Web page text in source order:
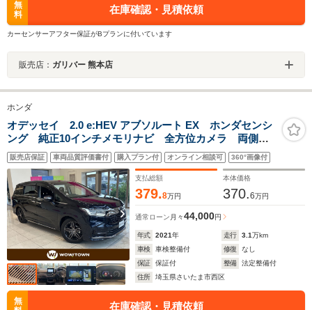
無
料
在庫確認・見積依頼
カーセンサーアフター保証がBプランに付いています
販売店： ガリバー 熊本店
ホンダ
オデッセイ 2.0 e:HEV アブソルート EX ホンダセンシ
ング 純正10インチメモリナビ 全方位カメラ 両側パ
ワースライドドア パワーバックドア レーダークルー
ズコントロール ハーフレザーシート シートヒータ
ー 純正18インチAW ETC2.0
販売店保証 車両品質評価書付 購入プラン付 オンライン相談可 360°画像付
支払総額
379.8万円
本体価格
370.6万円
通常ローン 月々44,000円
年式 2021年 走行 3.1万km
車検
車検整備付 修復
なし
保証
保証付 整備
法定整備付
住所
埼玉県さいたま市西区
無
在庫確認・見積依頼